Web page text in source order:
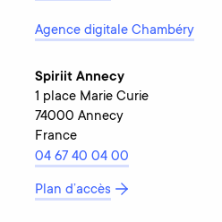
Agence digitale Chambéry
Spiriit Annecy
1 place Marie Curie
74000 Annecy
France
04 67 40 04 00
Plan d’accès